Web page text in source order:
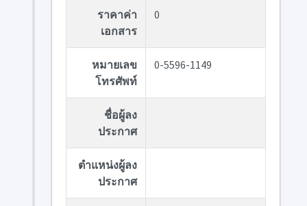
ราคาค่า
เอกสาร
0
หมายเลข
โทรศัพท์
0-5596-1149
ชื่อผู้ลง
ประกาศ
ตำแหน่งผู้ลง
ประกาศ